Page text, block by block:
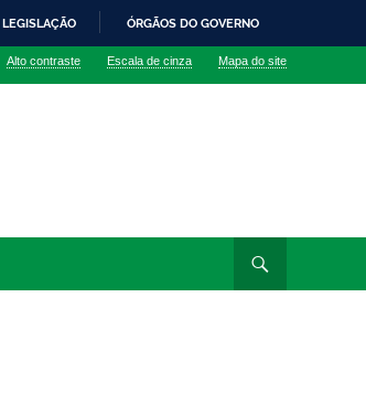
LEGISLAÇÃO ÓRGÃOS DO GOVERNO
Alto contraste Escala de cinza Mapa do site